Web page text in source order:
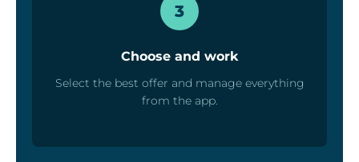
3
Choose and work
Select the best offer and manage everything
from the app.